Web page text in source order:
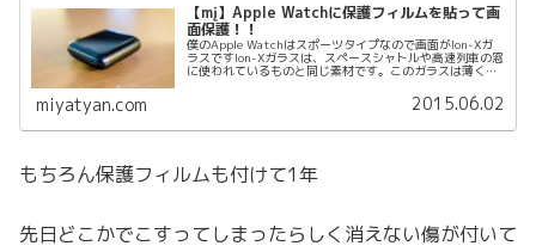
【mį】Apple Watchに保護フィルムを貼って画
面保護！！
僕のApple Watchはスポーツタイプなので画面がIon‑Xガ
ラスですIon-Xガラスは、スペースシャトルや高速列車の窓
に使われているものと同じ素材です。このガラスは薄くて
miyatyan.com 2015.06.02
もちろん保護フィルムも付けて1年
先日どこかでこすってしまったらしく消えない傷が付いて